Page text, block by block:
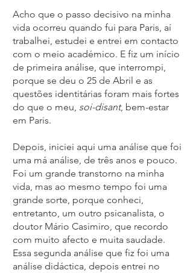
Acho que o passo decisivo na minha
vida ocorreu quando fui para Paris, aí
trabalhei, estudei e entrei em contacto
com o meio académico. E fiz um início
de primeira análise, que interrompi,
porque se deu o 25 de Abril e as
questões identitárias foram mais fortes
do que o meu, soi-disant, bem-estar
em Paris.
Depois, iniciei aqui uma análise que foi
uma má análise, de três anos e pouco.
Foi um grande transtorno na minha
vida, mas ao mesmo tempo foi uma
grande sorte, porque conheci,
entretanto, um outro psicanalista, o
doutor Mário Casimiro, que recordo
com muito afecto e muita saudade.
Essa segunda análise que fiz foi uma
análise didáctica, depois entrei no